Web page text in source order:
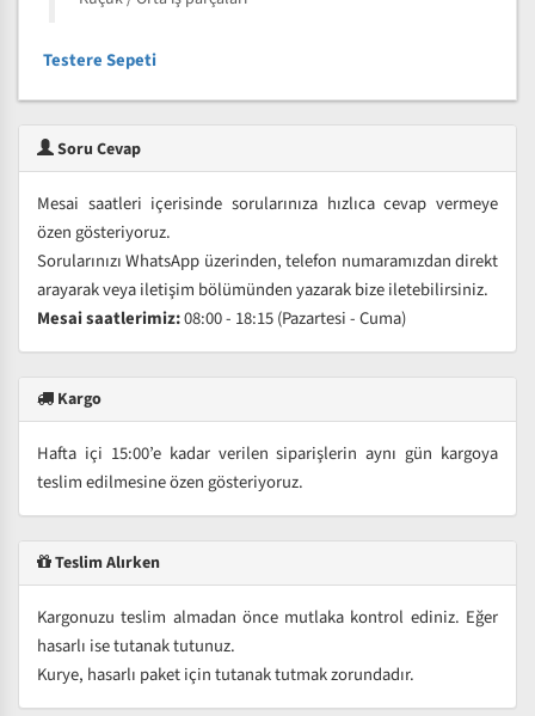
Testere Sepeti
Soru Cevap
Mesai saatleri içerisinde sorularınıza hızlıca cevap vermeye
özen gösteriyoruz.
Sorularınızı WhatsApp üzerinden, telefon numaramızdan direkt
arayarak veya iletişim bölümünden yazarak bize iletebilirsiniz.
Mesai saatlerimiz:08:00 - 18:15 (Pazartesi - Cuma)
Kargo
Hafta içi 15:00’e kadar verilen siparişlerin aynı gün kargoya
teslim edilmesine özen gösteriyoruz.
Teslim Alırken
Kargonuzu teslim almadan önce mutlaka kontrol ediniz. Eğer
hasarlı ise tutanak tutunuz.
Kurye, hasarlı paket için tutanak tutmak zorundadır.